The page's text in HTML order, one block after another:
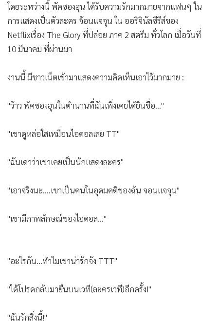
• News1
• Gotomanager
ที่เขาเตรียมตัวสำหรับการแสดงบทบาทบนเวที, โต้ตอบทักทาย
แจกลายเซ็นแฟนๆ หลังจากการแสดงจบลง รวมทั้งขณะแสดง
บนเวที และอื่นๆ เอาไว้
การแสดงเป็นตัวละคร จ้อนแจจุน ใน ออริจินัลซีรีส์ของ
10 มีนาคม ที่ผ่านมา
งานนี้ มีชาวเน็ตเข้ามาแสดงความคิดเห็นเอาไว้มากมาย :
"ว้าว พัคซองฮุนในตำนานที่ฉันเพิ่งเคยได้ยินชื่อ..."
"เขาดูหล่อใสเหมือนไอดอลเลย TT"
"ฉันเดาว่าเขาเคยเป็นนักแสดงละคร"
"อะไรกัน...ทำไมเขาน่ารักจัง TTT"